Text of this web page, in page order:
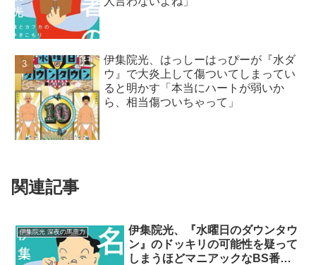
伊集院光、はっしーはっぴーが『水ダ
ウ』で大炎上して傷ついてしまってい
ると明かす「本当にハートが弱いか
ら、相当傷ついちゃって」
関連記事
伊集院光 深夜の馬鹿力
伊集院光、『水曜日のダウンタウ
ン』のドッキリの可能性を疑って
しまうほどマニアックなBS番組